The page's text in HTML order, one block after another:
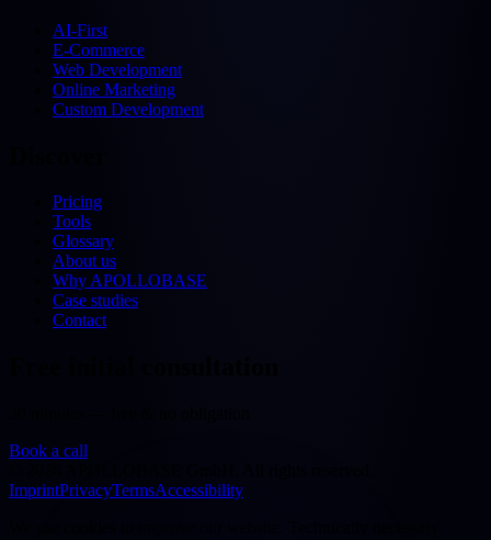
AI-First
E-Commerce
Web Development
Online Marketing
Custom Development
Pricing
Tools
Glossary
About us
Why APOLLOBASE
Case studies
Contact
Book a call
ImprintPrivacyTermsAccessibility